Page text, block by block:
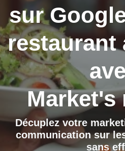
sur
restaurant
Market's
Décuplez votre
communication sur
sans